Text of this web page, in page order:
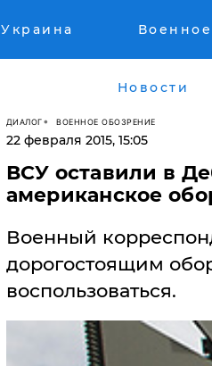
Украина
Новости
ДИАЛОГ ВОЕННОЕ ОБОЗРЕНИЕ
22 февраля 2015, 15:05
ВСУ оставили в
американское
Военный
дорогостоящим
воспользоваться.